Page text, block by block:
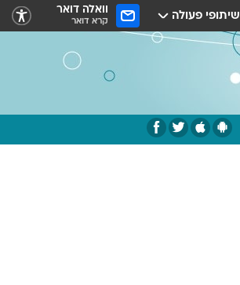
שיתופי פעולה וואלה דואר
קרא דואר